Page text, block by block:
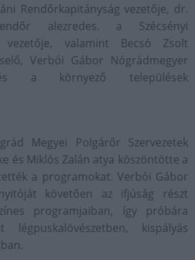
Rendőrkapitányság vezetője, dr.
alezredes. a Szécsényi
vezetője, valamint Becsó Zsolt
Verbói Gábor Nógrádmegyer
a környező települések
Megyei Polgárőr Szervezetek
és Miklós Zalán atya köszöntötte a
a programokat. Verbói Gábor
követően az ifjúság részt
programjaiban, így próbára
légpuskalövészetben, kispályás